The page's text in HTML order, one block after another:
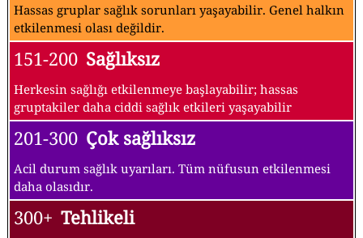
Hassas gruplar sağlık sorunları yaşayabilir. Genel halkın
etkilenmesi olası değildir.
151-200 Sağlıksız
Herkesin sağlığı etkilenmeye başlayabilir; hassas
gruptakiler daha ciddi sağlık etkileri yaşayabilir
201-300 Çok sağlıksız
Acil durum sağlık uyarıları. Tüm nüfusun etkilenmesi
daha olasıdır.
300+ Tehlikeli